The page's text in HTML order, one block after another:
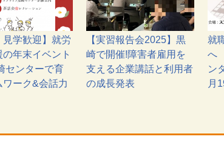
見学歓迎】就労
年末イベント
センターで育
ワーク&会話力
【実習報告会2025】黒
崎で開催!障害者雇用を
支える企業講話と利用者
の成長発表
就
へ
ン
月